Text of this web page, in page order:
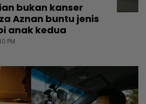
bukan kanser
Aznan buntu jenis
anak kedua
PM